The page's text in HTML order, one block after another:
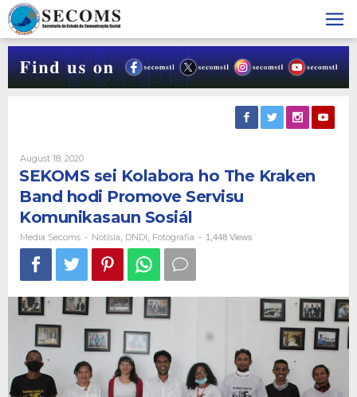
Skip
to
content
August 18, 2020By
Media
Secoms
SEKOMS sei Kolabora ho The Kraken
Band hodi Promove Servisu
Komunikasaun Sosiál
Media Secoms - Notísia DNDI Fotografia - 1,448 Views